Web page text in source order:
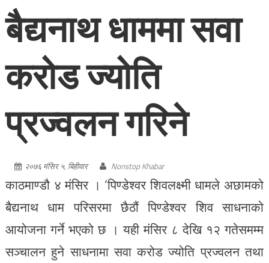
बैद्यनाथ धाममा सवा
करोड ज्योति
प्रज्वलन गरिने
२०७६ मंसिर ५, बिहीवार Nonstop Khabar
काठमाण्डौ ४ मंसिर । ‘पिण्डेश्वर शिवलक्ष्मी धामले अछामको
बैद्यनाथ धाम परिसरमा छैठौं पिण्डेश्वर शिव साधनाको
आयोजना गर्ने भएको छ । यही मंसिर ८ देखि १२ गतेसमम्म
सञ्चालन हुने साधनामा सवा करोड ज्योति प्रज्वलन तथा